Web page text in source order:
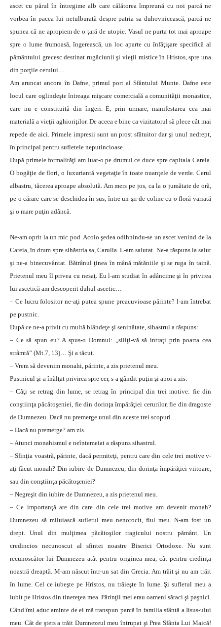
ascet cu părul în întregime alb care călătorea împreună cu noi parcă ne
vorbea în pacea lui netulburată despre patria sa duhovnicească, parcă ne
spunea că ne apropiem de o ţară de utopie. Vasul ne purta tot mai aproape
spre o lume frumoasă, îngerească, un loc aparte cu înfăţişare specifică al
pământului grecesc destinat rugăciunii şi vieţii mistice în Hristos, spre una
din porţile cerului…
Am aruncat ancora în Dafne, primul port al Sfântului Munte. Dafne este
locul care oglindeşte întreaga mişcare comercială a comunităţii monastice,
care nu e constituită din îngeri. E, prin urmare, manifestarea cea mai
materială a vieţii aghioriţilor. De aceea e bine ca vizitatorul să plece cât mai
repede de aici. Primele impresii sunt un prost sfătuitor dar şi unul nedrept,
în principal pentru sufletele neputincioase…
După primele formalităţi am luat-o pe drumul ce duce spre capitala Careia.
O bogăţie de flori, o luxuriantă vegetaţie în toate nuanţele de verde. Cerul
albastru, tăcerea aproape absolută. Am mers pe jos, ca la o jumătate de oră,
pe o cărare care se deschidea în sus, între un şir de coline cu o floră variată
şi o mare puţin adâncă.
Ne-am oprit la un mic pod. Acolo şedea odihnindu-se un ascet venind de la
Careia, în drum spre sihăstria sa, Carulia. L-am salutat. Ne-a răspuns la salut
şi ne-a binecuvântat. Bătrânul ţinea în mână mătăniile şi se ruga în taină.
Prietenul meu îl privea cu nesaţ. Eu l-am studiat în adâncime şi în privirea
lui ascetică am descoperit duhul ascetic…
– Ce lucru folositor ne-aţi putea spune preacuvioase părinte? l-am întrebat
pe pustnic.
După ce ne-a privit cu multă blândeţe şi seninătate, sihastrul a răspuns:
– Ce să spun eu? A spus-o Domnul: „siliţi-vă să intraţi prin poarta cea
strâmtă” (Mt.7, 13)… Şi a tăcut.
– Vrem să devenim monahi, părinte, a zis prietenul meu.
Pustnicul şi-a înălţat privirea spre cer, s-a gândit puţin şi apoi a zis:
– Câţi se retrag din lume, se retrag în principal din trei motive: fie din
conştiinţa păcătoşeniei, fie din dorinţa împărăţiei cerurilor, fie din dragoste
de Dumnezeu. Dacă nu premerge unul din aceste trei scopuri…
– Dacă nu premerge? am zis.
– Atunci monahismul e neîntemeiat a răspuns sihastrul.
– Sfinţia voastră, părinte, dacă permiteţi, pentru care din cele trei motive v-
aţi făcut monah? Din iubire de Dumnezeu, din dorinţa împărăţiei viitoare,
sau din conştiinţa păcătoşeniei?
– Negreşit din iubire de Dumnezeu, a zis prietenul meu.
– Ce importanţă are din care din cele trei motive am devenit monah?
Dumnezeu să miluiască sufletul meu nenorocit, fiul meu. N-am fost un
drept. Unul din mulţimea păcătoşilor tragicului nostru pământ. Un
credincios necunoscut al sfintei noastre Biserici Ortodoxe. Nu sunt
recunoscător lui Dumnezeu atât pentru originea mea, cât pentru credinţa
noastră dreaptă. M-am născut într-un sat din Grecia. Am trăit şi nu am trăit
în lume. Cel ce iubeşte pe Hristos, nu trăieşte în lume. Şi sufletul meu a
iubit pe Hristos din tinereţea mea. Părinţii mei erau oameni săraci şi paşnici.
Când îmi aduc aminte de ei mă transpun parcă în familia sfântă a Iisus-ului
meu. Cât de şters a trăit Dumnezeul meu întrupat şi Prea Sfânta Lui Maică!